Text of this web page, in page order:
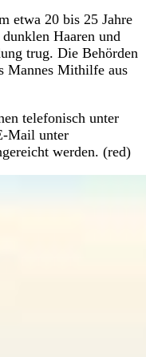
etwa 20 bis 25 Jahre
Haaren und
trug. Die Behörden
Mannes Mithilfe aus
telefonisch unter
Mail unter
werden. (red)